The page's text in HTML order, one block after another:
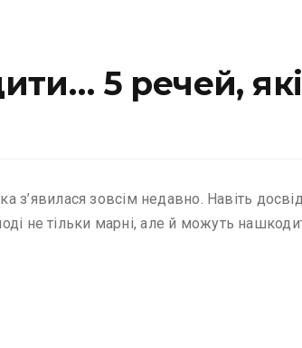
5 речей,
з’явилася зовсім недавно. Навіть
не тільки марні, але й можуть